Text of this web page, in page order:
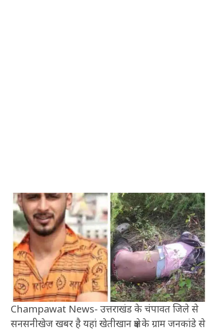
Champawat News- उत्तराखंड के चंपावत जिले से
सनसनीखेज खबर है यहां खेतीखान क्षेत्र के ग्राम जनकांडे से